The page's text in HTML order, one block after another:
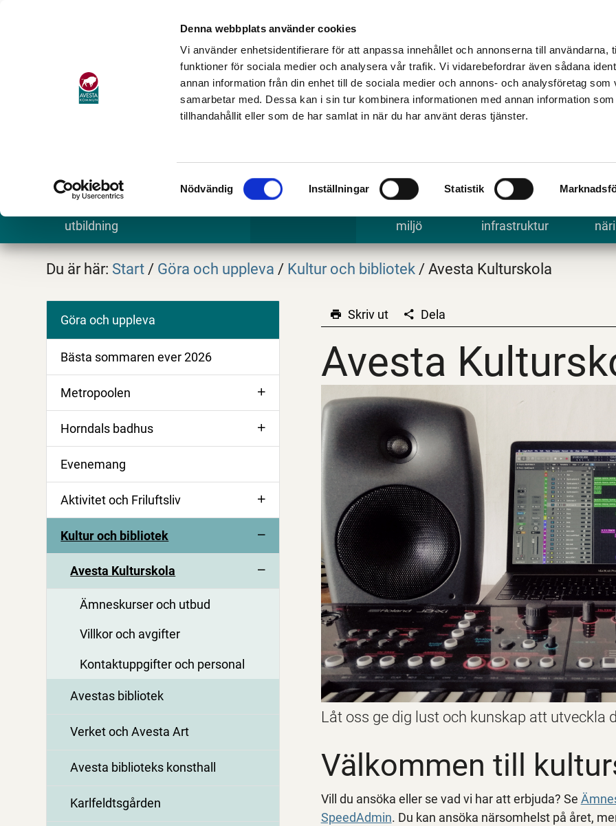
Denna webbplats använder cookies
Vi använder enhetsidentifierare för att anpassa innehållet och annonserna till användarna,
funktioner för sociala medier och analysera vår trafik. Vi vidarebefordrar även sådana
annan information från din enhet till de sociala medier och annons- och analysföretag som
samarbetar med. Dessa kan i sin tur kombinera informationen med annan information
tillhandahållit eller som de har samlat in när du har använt deras tjänster.
Samtyckesval
Nödvändig Inställningar Statistik
utbildning
miljö
infrastruktur
Du är här: Start / Göra och uppleva / Kultur och bibliotek / Avesta Kulturskola
Göra och uppleva
Bästa sommaren ever 2026
Metropoolen
Horndals badhus
Evenemang
Aktivitet och Friluftsliv
Kultur och bibliotek
Avesta Kulturskola
Ämneskurser och utbud
Villkor och avgifter
Kontaktuppgifter och personal
Avestas bibliotek
Verket och Avesta Art
Avesta biblioteks konsthall
Karlfeldtsgården
Avesta
Skriv ut Dela
Avesta
Låt oss ge dig lust och kunskap att utveckla
Välkommen till
Vill du ansöka eller se vad vi har att erbjuda? Se
SpeedAdmin. Du kan ansöka närsomhelst på året,